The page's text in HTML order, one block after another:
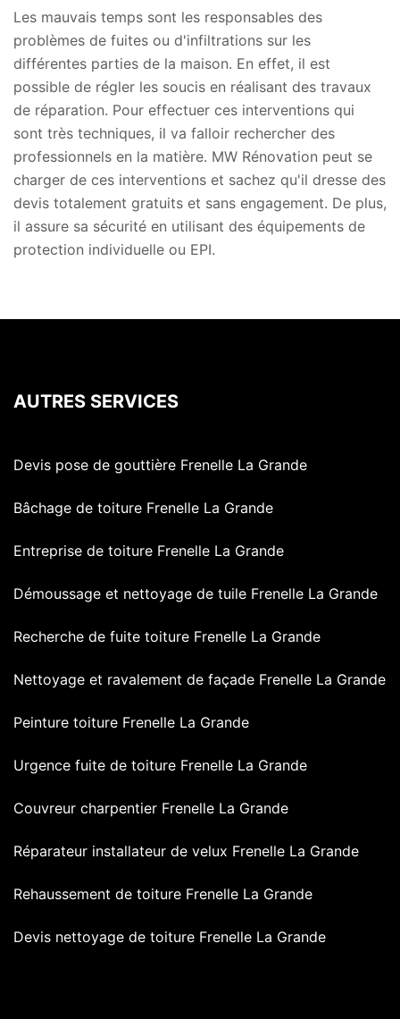
Les mauvais temps sont les responsables des
problèmes de fuites ou d'infiltrations sur les
différentes parties de la maison. En effet, il est
possible de régler les soucis en réalisant des travaux
de réparation. Pour effectuer ces interventions qui
sont très techniques, il va falloir rechercher des
professionnels en la matière. MW Rénovation peut se
charger de ces interventions et sachez qu'il dresse des
devis totalement gratuits et sans engagement. De plus,
il assure sa sécurité en utilisant des équipements de
protection individuelle ou EPI.
AUTRES SERVICES
Devis pose de gouttière Frenelle La Grande
Bâchage de toiture Frenelle La Grande
Entreprise de toiture Frenelle La Grande
Démoussage et nettoyage de tuile Frenelle La Grande
Recherche de fuite toiture Frenelle La Grande
Nettoyage et ravalement de façade Frenelle La Grande
Peinture toiture Frenelle La Grande
Urgence fuite de toiture Frenelle La Grande
Couvreur charpentier Frenelle La Grande
Réparateur installateur de velux Frenelle La Grande
Rehaussement de toiture Frenelle La Grande
Devis nettoyage de toiture Frenelle La Grande